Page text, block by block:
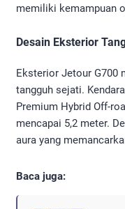
memiliki kemampuan
Desain Eksterior
Eksterior Jetour G700
tangguh sejati.
Premium Hybrid Off-
mencapai 5,2 meter.
aura yang
Baca juga: